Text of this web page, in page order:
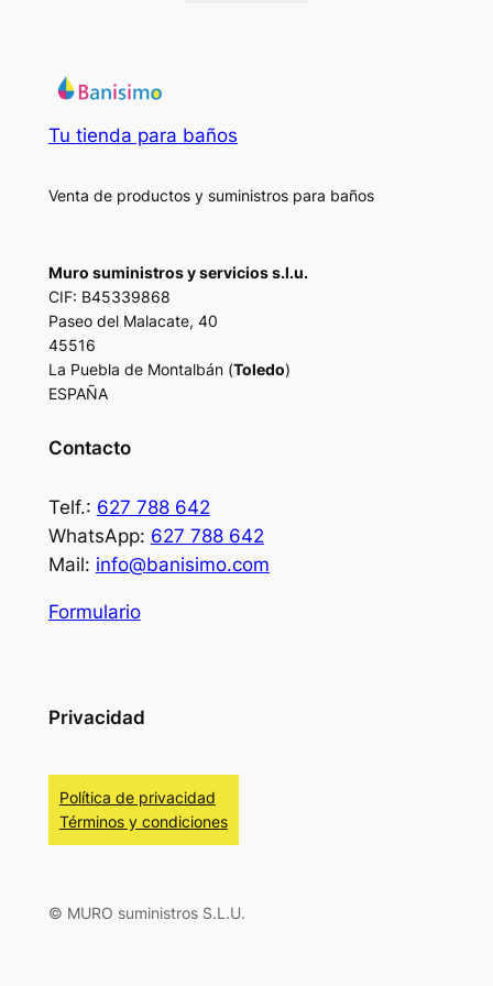
Tu tienda para baños
Venta de productos y suministros para baños
Muro suministros y servicios s.l.u.
CIF: B45339868
Paseo del Malacate, 40
45516
La Puebla de Montalbán (Toledo)
ESPAÑA
Contacto
Telf.: 627 788 642
WhatsApp: 627 788 642
Mail: info@banisimo.com
Formulario
Privacidad
Política de privacidad
Términos y condiciones
© MURO suministros S.L.U.